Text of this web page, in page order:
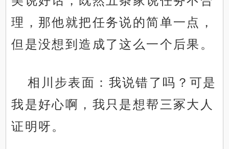
理，那他就把任务说的简单一点，
但是没想到造成了这么一个后果。
相川步表面：我说错了吗？可是
我是好心啊，我只是想帮三冢大人
证明呀。